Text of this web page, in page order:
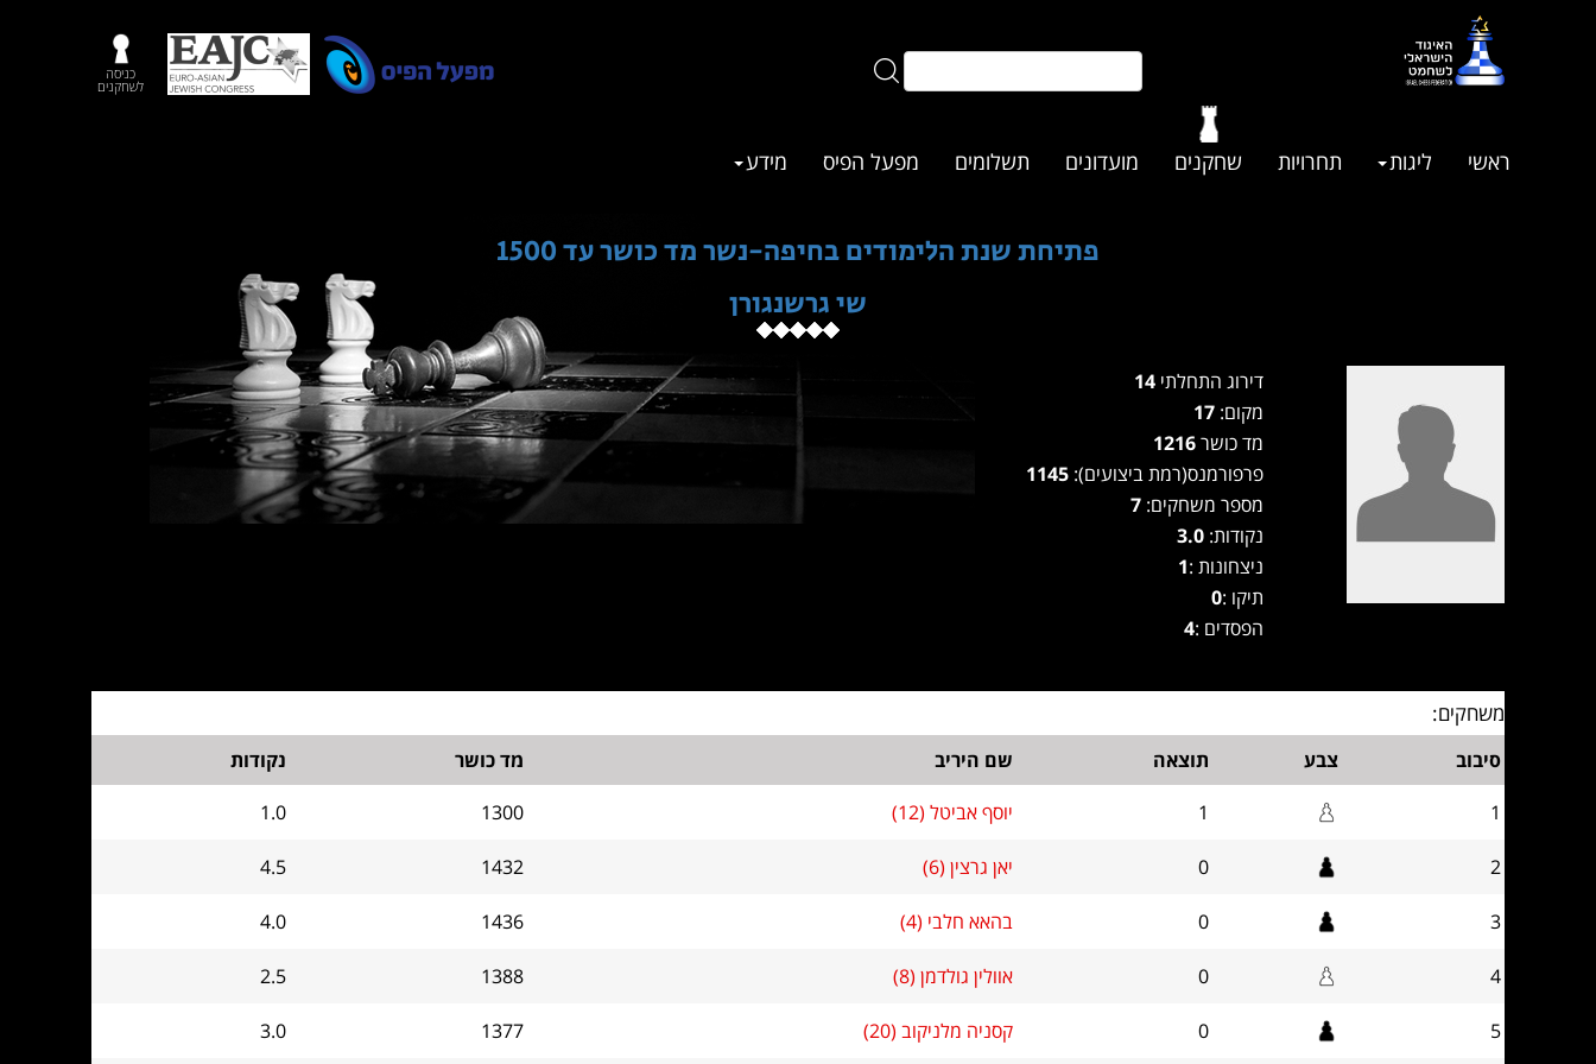
כניסה
לשחקנים
ראשי ליגות תחרויות שחקנים מועדונים תשלומים מפעל הפיס מידע
פתיחת שנת הלימודים בחיפה-נשר מד כושר עד 1500
שי גרשנגורן
דירוג התחלתי 14
מקום: 17
מד כושר1216
פרפורמנס(רמת ביצועים): 1145
מספר משחקים: 7
נקודות:3.0
ניצחונות :1
תיקו :0
הפסדים :4
משחקים:
סיבוב צבע תוצאה שם היריב מד כושר
נקודות
1
1 יוסף אביטל (12) 1300
1.0
2
0 יאן גרצין (6) 1432
4.5
3
0 בהאא חלבי (4) 1436
4.0
4
0 אוולין גולדמן (8) 1388
2.5
5
0 קסניה מלניקוב (20) 1377
3.0